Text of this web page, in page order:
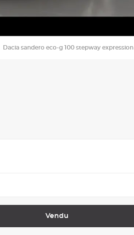
Dacia sandero eco-g 100 stepway expression
Vendu